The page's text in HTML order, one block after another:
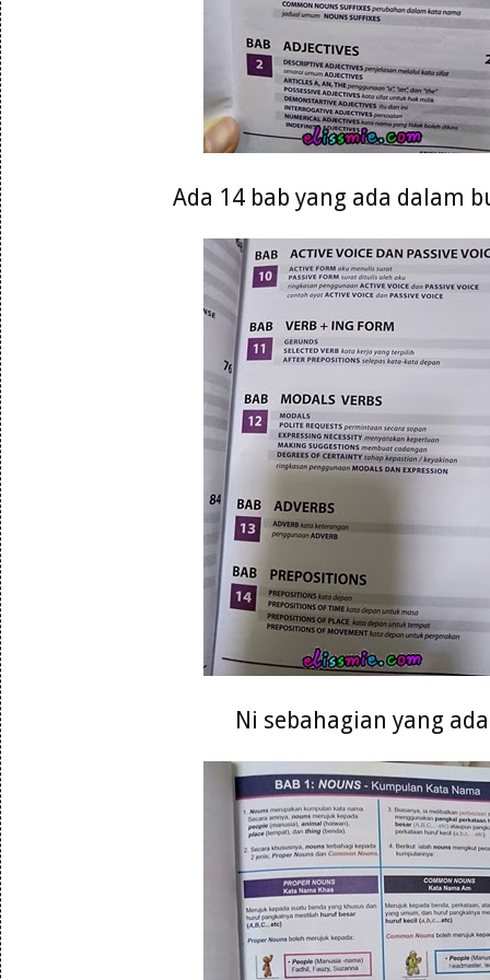
Ada 14 bab yang ada dalam
Ni sebahagian yang